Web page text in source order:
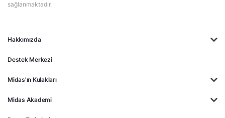
Hakkımızda
Destek Merkezi
Midas'ın Kulakları
Midas Akademi
sağlanmaktadır.